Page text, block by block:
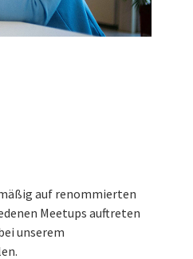
auf renommierten
Meetups auftreten
unserem